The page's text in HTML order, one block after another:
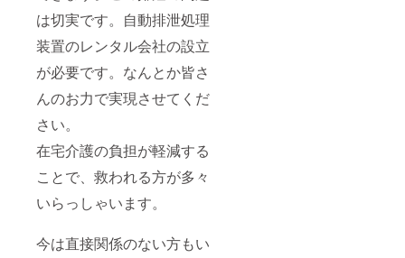
は切実です。自動排泄処理
装置のレンタル会社の設立
が必要です。なんとか皆さ
んのお力で実現させてくだ
さい。
在宅介護の負担が軽減する
ことで、救われる方が多々
いらっしゃいます。
今は直接関係のない方もい